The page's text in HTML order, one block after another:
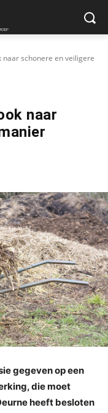
schonere en veiligere
naar
gegeven op een
die moet
heeft besloten